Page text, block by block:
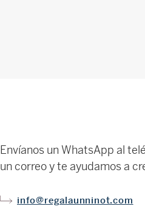
Envíanos un WhatsApp al
un correo y te ayudamos a
info@regalaunninot.com